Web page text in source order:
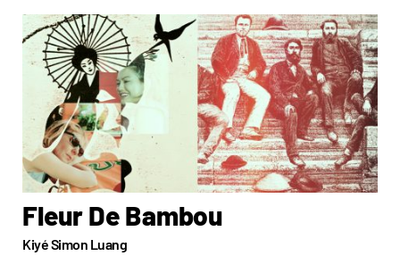
Fleur De Bambou
Kiyé Simon Luang